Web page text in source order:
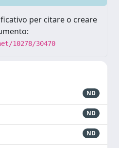
per citare o creare
10278/30470
ND
ND
ND